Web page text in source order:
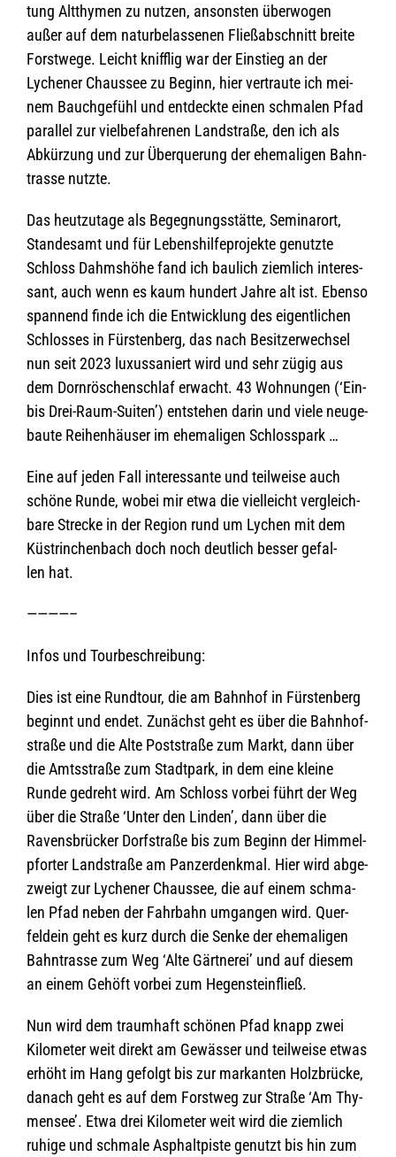
tung Alt­thy­men zu nut­zen, ansons­ten über­wo­gen
außer auf dem natur­be­las­se­nen Fließ­ab­schnitt breite
Forst­wege. Leicht kniff­lig war der Ein­stieg an der
Lyche­ner Chaus­see zu Beginn, hier ver­traute ich mei­
nem Bauch­ge­fühl und ent­deckte einen schma­len Pfad
par­al­lel zur viel­be­fah­re­nen Land­straße, den ich als
Abkür­zung und zur Über­que­rung der ehe­ma­li­gen Bahn­
trasse nutzte.
Das heut­zu­tage als Begeg­nungs­stätte, Semi­nar­ort,
Stan­des­amt und für Lebens­hil­fe­pro­jekte genutzte
Schloss Dahms­höhe fand ich bau­lich ziem­lich inter­es­
sant, auch wenn es kaum hun­dert Jahre alt ist. Ebenso
span­nend finde ich die Ent­wick­lung des eigent­li­chen
Schlos­ses in Fürs­ten­berg, das nach Besit­zer­wech­sel
nun seit 2023 luxus­sa­niert wird und sehr zügig aus
dem Dorn­rös­chen­schlaf erwacht. 43 Woh­nun­gen (‘Ein-
bis Drei-Raum-Sui­ten’) ent­ste­hen darin und viele neu­ge­
baute Rei­hen­häu­ser im ehe­ma­li­gen Schlosspark …
Eine auf jeden Fall inter­es­sante und teil­weise auch
schöne Runde, wobei mir etwa die viel­leicht ver­gleich­
bare Stre­cke in der Region rund um Lychen mit dem
Küs­trin­chen­bach doch noch deut­lich bes­ser gefal­
len hat.
————–
Infos und Tourbeschreibung:
Dies ist eine Rund­tour, die am Bahn­hof in Fürs­ten­berg
beginnt und endet. Zunächst geht es über die Bahn­hof­
straße und die Alte Post­straße zum Markt, dann über
die Amts­straße zum Stadt­park, in dem eine kleine
Runde gedreht wird. Am Schloss vor­bei führt der Weg
über die Straße ‘Unter den Lin­den’, dann über die
Ravens­brü­cker Dorf­straße bis zum Beginn der Him­mel­
pforter Land­straße am Pan­zer­denk­mal. Hier wird abge­
zweigt zur Lyche­ner Chaus­see, die auf einem schma­
len Pfad neben der Fahr­bahn umgan­gen wird. Quer­
feld­ein geht es kurz durch die Senke der ehe­ma­li­gen
Bahn­trasse zum Weg ‘Alte Gärt­ne­rei’ und auf die­sem
an einem Gehöft vor­bei zum Hegensteinfließ.
Nun wird dem traum­haft schö­nen Pfad knapp zwei
Kilo­me­ter weit direkt am Gewäs­ser und teil­weise etwas
erhöht im Hang gefolgt bis zur mar­kan­ten Holz­brü­cke,
danach geht es auf dem Forst­weg zur Straße ‘Am Thy­
men­see’. Etwa drei Kilo­me­ter weit wird die ziem­lich
ruhige und schmale Asphalt­piste genutzt bis hin zum